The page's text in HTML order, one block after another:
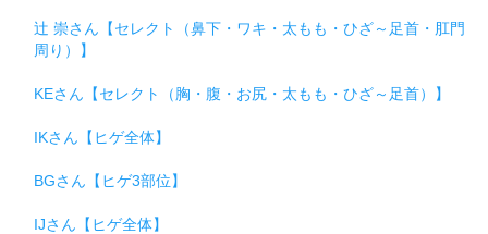
辻 崇さん【セレクト（鼻下・ワキ・太もも・ひざ～足首・肛門
周り）】
KEさん【セレクト（胸・腹・お尻・太もも・ひざ～足首）】
IKさん【ヒゲ全体】
BGさん【ヒゲ3部位】
IJさん【ヒゲ全体】